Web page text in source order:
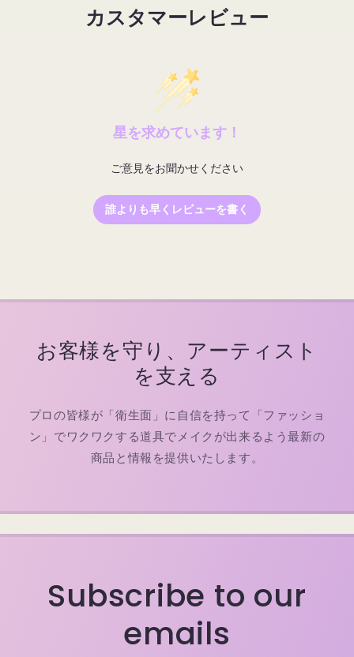
カスタマーレビュー
星を求めています！
ご意見をお聞かせください
誰よりも早くレビューを書く
お客様を守り、アーティスト
を支える
プロの皆様が「衛生面」に自信を持って「ファッショ
ン」でワクワクする道具でメイクが出来るよう最新の
商品と情報を提供いたします。
Subscribe to our
emails